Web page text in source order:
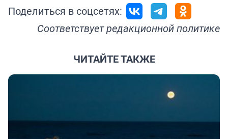
Поделиться в соцсетях:
Соответствуетредакционной политике
ЧИТАЙТЕ ТАКЖЕ